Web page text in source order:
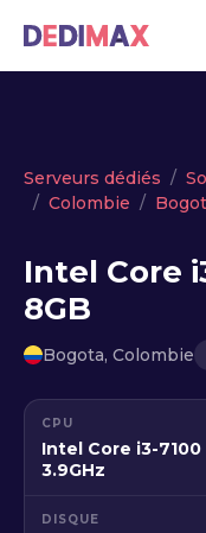
Serveurs dédiés
Colombie
Intel Core
8GB
Bogota, Colombie
CPU
Intel Core i3-7100
3.9GHz
DISQUE